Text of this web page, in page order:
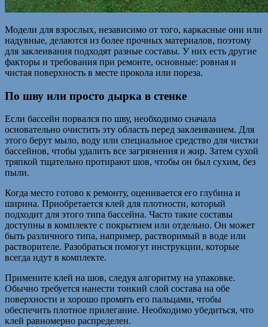
Модели для взрослых, независимо от того, каркасные они или
надувные, делаются из более прочных материалов, поэтому
для заклеивания подходят разные составы. У них есть другие
факторы и требования при ремонте, основные: ровная и
чистая поверхность в месте прокола или пореза.
По шву или просто дырка в стенке
Если бассейн порвался по шву, необходимо сначала
основательно очистить эту область перед заклеиванием. Для
этого берут мыло, воду или специальное средство для чистки
бассейнов, чтобы удалить все загрязнения и жир. Затем сухой
тряпкой тщательно протирают шов, чтобы он был сухим, без
пыли.
Когда место готово к ремонту, оценивается его глубина и
ширина. Приобретается клей для плотности, который
подходит для этого типа бассейна. Часто такие составы
доступны в комплекте с покрытием или отдельно. Он может
быть различного типа, например, растворимый в воде или
растворителе. Разобраться помогут инструкции, которые
всегда идут в комплекте.
Примените клей на шов, следуя алгоритму на упаковке.
Обычно требуется нанести тонкий слой состава на обе
поверхности и хорошо промять его пальцами, чтобы
обеспечить плотное прилегание. Необходимо убедиться, что
клей равномерно распределен.